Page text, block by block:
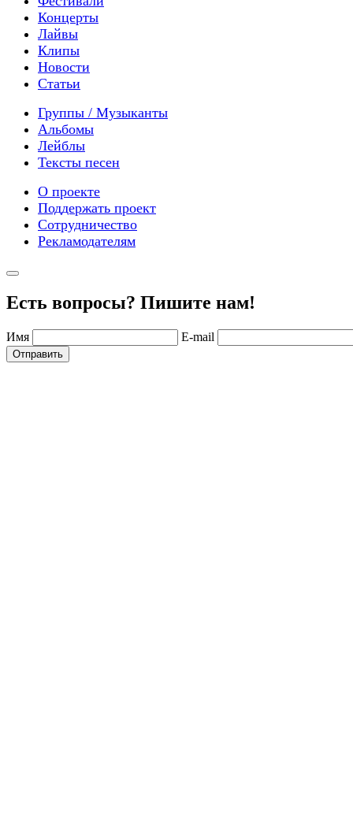
Концерты
Лайвы
Клипы
Новости
Статьи
Группы / Музыканты
Альбомы
Лейблы
Тексты песен
О проекте
Поддержать проект
Сотрудничество
Рекламодателям
Есть вопросы? Пишите нам!
Имя E-mail